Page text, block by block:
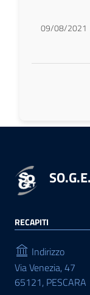
09/08/2021
RECAPITI
Indirizzo
Via Venezia, 47
65121, PESCARA